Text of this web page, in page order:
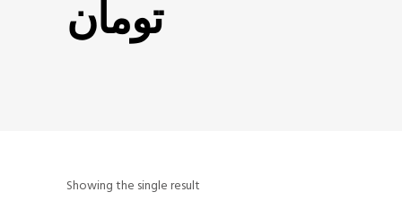
تومان
Showing the single result